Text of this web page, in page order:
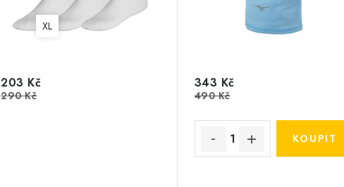
XL
203 Kč
290 Kč
343 Kč
490 Kč